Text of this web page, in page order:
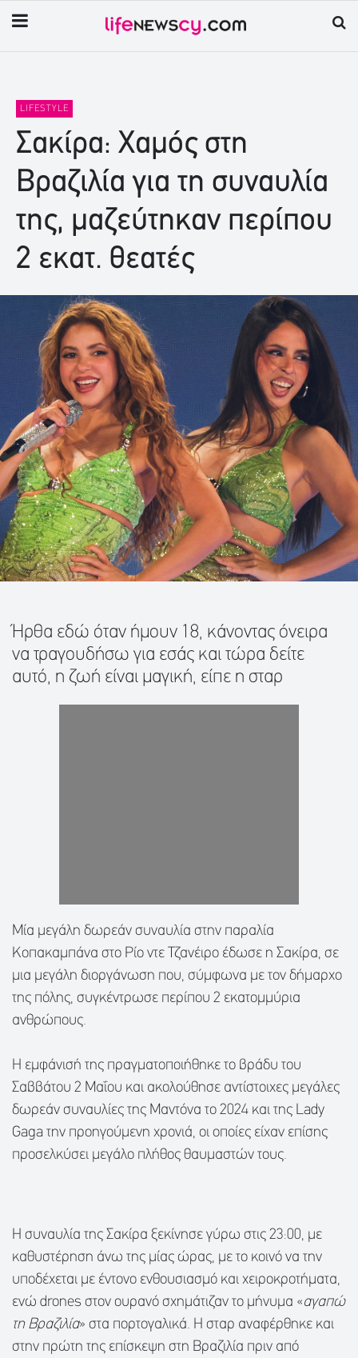
LIFESTYLE
Σακίρα: Χαμός στη
Βραζιλία για τη συναυλία
της, μαζεύτηκαν περίπου
2 εκατ. θεατές
Ήρθα εδώ όταν ήμουν 18, κάνοντας όνειρα
να τραγουδήσω για εσάς και τώρα δείτε
αυτό, η ζωή είναι μαγική, είπε η σταρ
Μία μεγάλη δωρεάν συναυλία στην παραλία
Κοπακαμπάνα στο Ρίο ντε Τζανέιρο έδωσε η Σακίρα, σε
μια μεγάλη διοργάνωση που, σύμφωνα με τον δήμαρχο
της πόλης, συγκέντρωσε περίπου 2 εκατομμύρια
ανθρώπους.
Η εμφάνισή της πραγματοποιήθηκε το βράδυ του
Σαββάτου 2 Μαΐου και ακολούθησε αντίστοιχες μεγάλες
δωρεάν συναυλίες της Μαντόνα το 2024 και της Lady
Gaga την προηγούμενη χρονιά, οι οποίες είχαν επίσης
προσελκύσει μεγάλο πλήθος θαυμαστών τους.
Η συναυλία της Σακίρα ξεκίνησε γύρω στις 23:00, με
καθυστέρηση άνω της μίας ώρας, με το κοινό να την
υποδέχεται με έντονο ενθουσιασμό και χειροκροτήματα,
ενώ drones στον ουρανό σχημάτιζαν το μήνυμα «αγαπώ
τη Βραζιλία» στα πορτογαλικά. Η σταρ αναφέρθηκε και
στην πρώτη της επίσκεψη στη Βραζιλία πριν από